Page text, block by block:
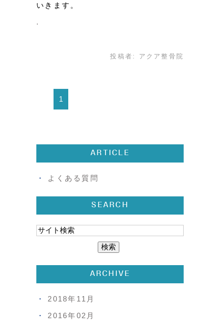
いきます。
投稿者: アクア整骨院
1
ARTICLE
よくある質問
SEARCH
ARCHIVE
2018年11月
2016年02月